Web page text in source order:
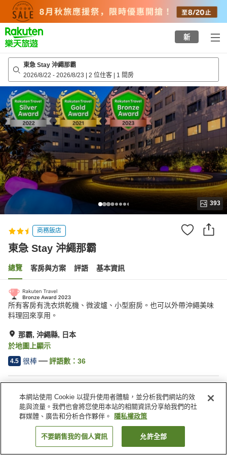
top
page
新
東急 Stay 沖繩那霸
2026/8/22 - 2026/8/23 | 2 位住客 | 1 間房
393
商務飯店
東急 Stay 沖繩那霸
總覽 客房與方案 評語 基本資訊
所有客房有洗衣烘乾機、微波爐、小型廚房。也可以外帶沖繩美味
料理回來享用。
那霸, 沖繩縣, 日本
於地圖上顯示
4.5 很棒 評語數： 36
停車場 乾洗服務
日本 沖繩縣 那霸 東急 Stay 沖繩那霸
找客房
本網站使用 Cookie 以提升使用者體驗，並分析我們網站的效
能與流量。我們也會將您使用本站的相關資訊分享給我們的社
群媒體、廣告和分析合作夥伴。
隱私權政策
不要銷售我的個人資訊 允許全部